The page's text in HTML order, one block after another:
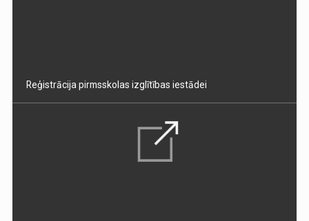
Reģistrācija pirmsskolas izglītības iestādei